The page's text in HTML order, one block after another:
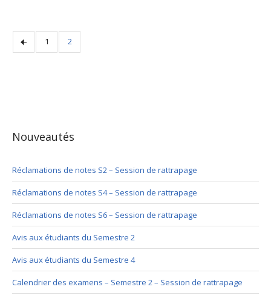
1 2
Nouveautés
Réclamations de notes S2 – Session de rattrapage
Réclamations de notes S4 – Session de rattrapage
Réclamations de notes S6 – Session de rattrapage
Avis aux étudiants du Semestre 2
Avis aux étudiants du Semestre 4
Calendrier des examens – Semestre 2 – Session de rattrapage